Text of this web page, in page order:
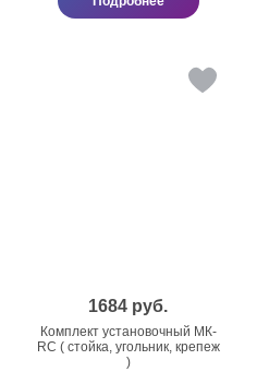
1684 руб.
Комплект установочный МК-
RC ( стойка, угольник, крепеж
)